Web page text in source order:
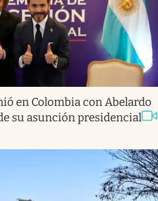
en Colombia con Abelardo
su asunción presidencial